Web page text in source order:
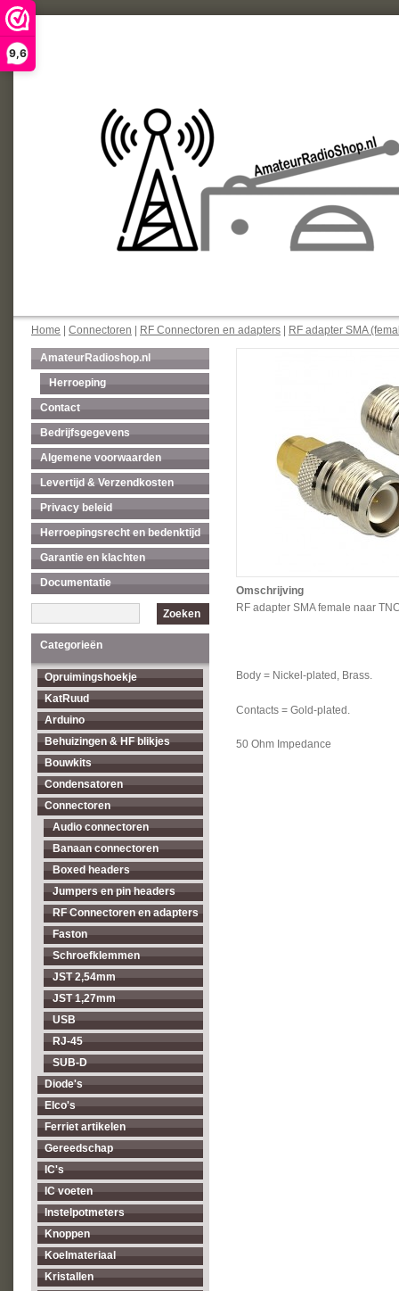
9,6
Home Connectoren RF Connectoren en adapters RF adapter SMA
AmateurRadioshop.nl
Herroeping
Contact
Bedrijfsgegevens
Algemene voorwaarden
Levertijd & Verzendkosten
Privacy beleid
Herroepingsrecht en bedenktijd
Garantie en klachten
Documentatie
Zoeken
Categorieën
Opruimingshoekje
KatRuud
Arduino
Behuizingen & HF blikjes
Bouwkits
Condensatoren
Connectoren
Audio connectoren
Banaan connectoren
Boxed headers
Jumpers en pin headers
RF Connectoren en adapters
Faston
Schroefklemmen
JST 2,54mm
JST 1,27mm
USB
RJ-45
SUB-D
Diode's
Elco's
Ferriet artikelen
Gereedschap
IC's
IC voeten
Instelpotmeters
Knoppen
Koelmateriaal
Kristallen
Omschrijving
RF adapter SMA female naar
Body = Nickel-plated, Brass.
Contacts = Gold-plated.
50 Ohm Impedance